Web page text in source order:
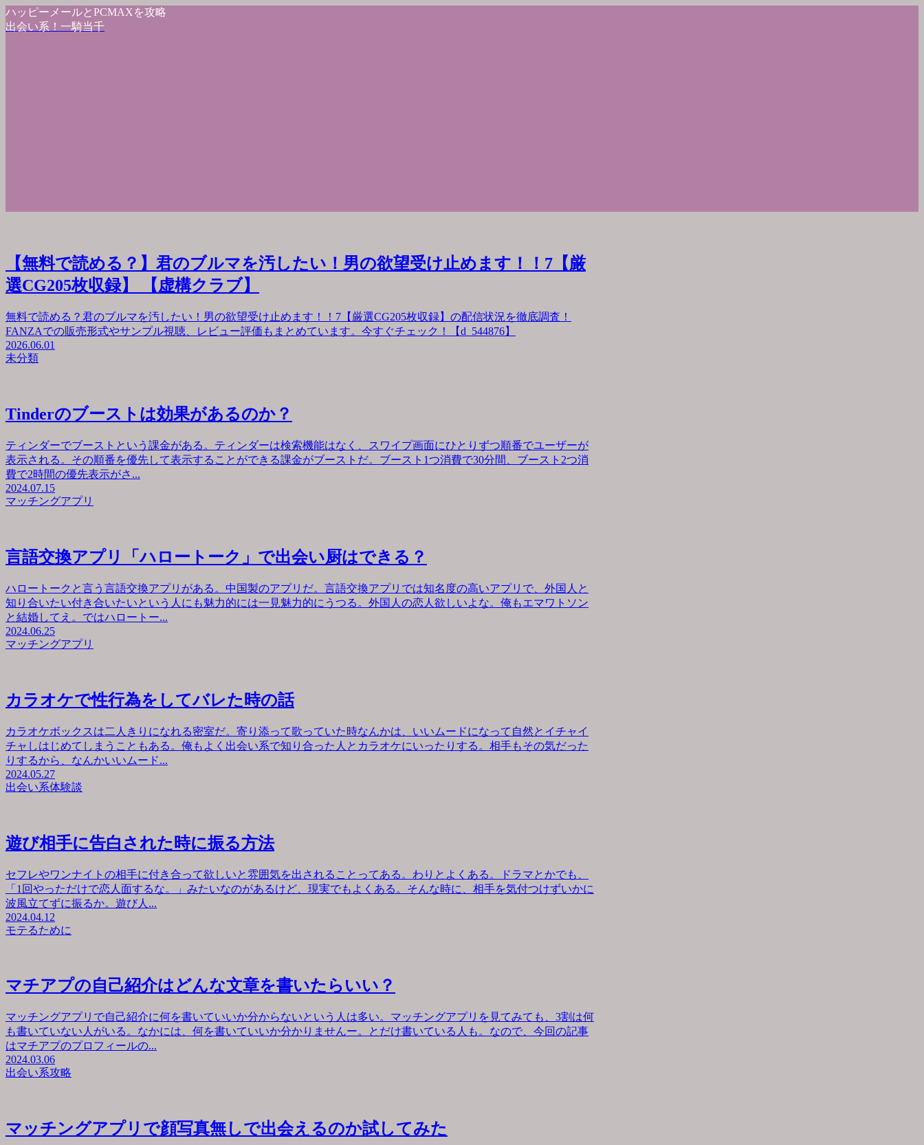
ハッピーメールとPCMAXを攻略
出会い系！一騎当千
【無料で読める？】君のブルマを汚したい！男の欲望受け止めます！！7【厳
選CG205枚収録】 【虚構クラブ】
無料で読める？君のブルマを汚したい！男の欲望受け止めます！！7【厳選CG205枚収録】の配信状況を徹底調査！
FANZAでの販売形式やサンプル視聴、レビュー評価もまとめています。今すぐチェック！【d_544876】
2026.06.01
未分類
Tinderのブーストは効果があるのか？
ティンダーでブーストという課金がある。ティンダーは検索機能はなく、スワイプ画面にひとりずつ順番でユーザーが
表示される。その順番を優先して表示することができる課金がブーストだ。ブースト1つ消費で30分間、ブースト2つ消
費で2時間の優先表示がさ...
2024.07.15
マッチングアプリ
言語交換アプリ「ハロートーク」で出会い厨はできる？
ハロートークと言う言語交換アプリがある。中国製のアプリだ。言語交換アプリでは知名度の高いアプリで、外国人と
知り合いたい付き合いたいという人にも魅力的には一見魅力的にうつる。外国人の恋人欲しいよな。俺もエマワトソン
と結婚してえ。ではハロートー...
2024.06.25
マッチングアプリ
カラオケで性行為をしてバレた時の話
カラオケボックスは二人きりになれる密室だ。寄り添って歌っていた時なんかは、いいムードになって自然とイチャイ
チャしはじめてしまうこともある。俺もよく出会い系で知り合った人とカラオケにいったりする。相手もその気だった
りするから、なんかいいムード...
2024.05.27
出会い系体験談
遊び相手に告白された時に振る方法
セフレやワンナイトの相手に付き合って欲しいと雰囲気を出されることってある。わりとよくある。ドラマとかでも、
「1回やっただけで恋人面するな。」みたいなのがあるけど、現実でもよくある。そんな時に、相手を気付つけずいかに
波風立てずに振るか。遊び人...
2024.04.12
モテるために
マチアプの自己紹介はどんな文章を書いたらいい？
マッチングアプリで自己紹介に何を書いていいか分からないという人は多い。マッチングアプリを見てみても、3割は何
も書いていない人がいる。なかには、何を書いていいか分かりませんー。とだけ書いている人も。なので、今回の記事
はマチアプのプロフィールの...
2024.03.06
出会い系攻略
マッチングアプリで顔写真無しで出会えるのか試してみた